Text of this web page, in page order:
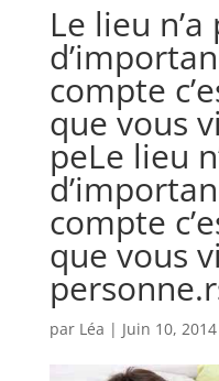
Le lieu n’a
compte
que vous
peLe lieu
compte
que vous
par Léa | Juin 10, 2014